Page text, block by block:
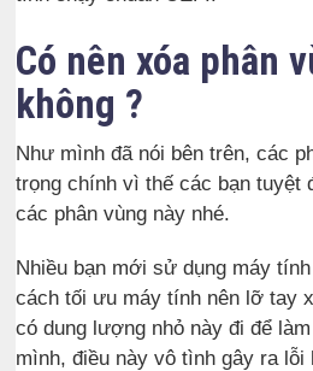
Có nên xóa phân
không ?
Như mình đã nói bên trên, các
trọng chính vì thế các bạn tuyệt
các phân vùng này nhé.
Nhiều bạn mới sử dụng máy
cách tối ưu máy tính nên lỡ tay
có dung lượng nhỏ này đi để
mình, điều này vô tình gây ra lỗi